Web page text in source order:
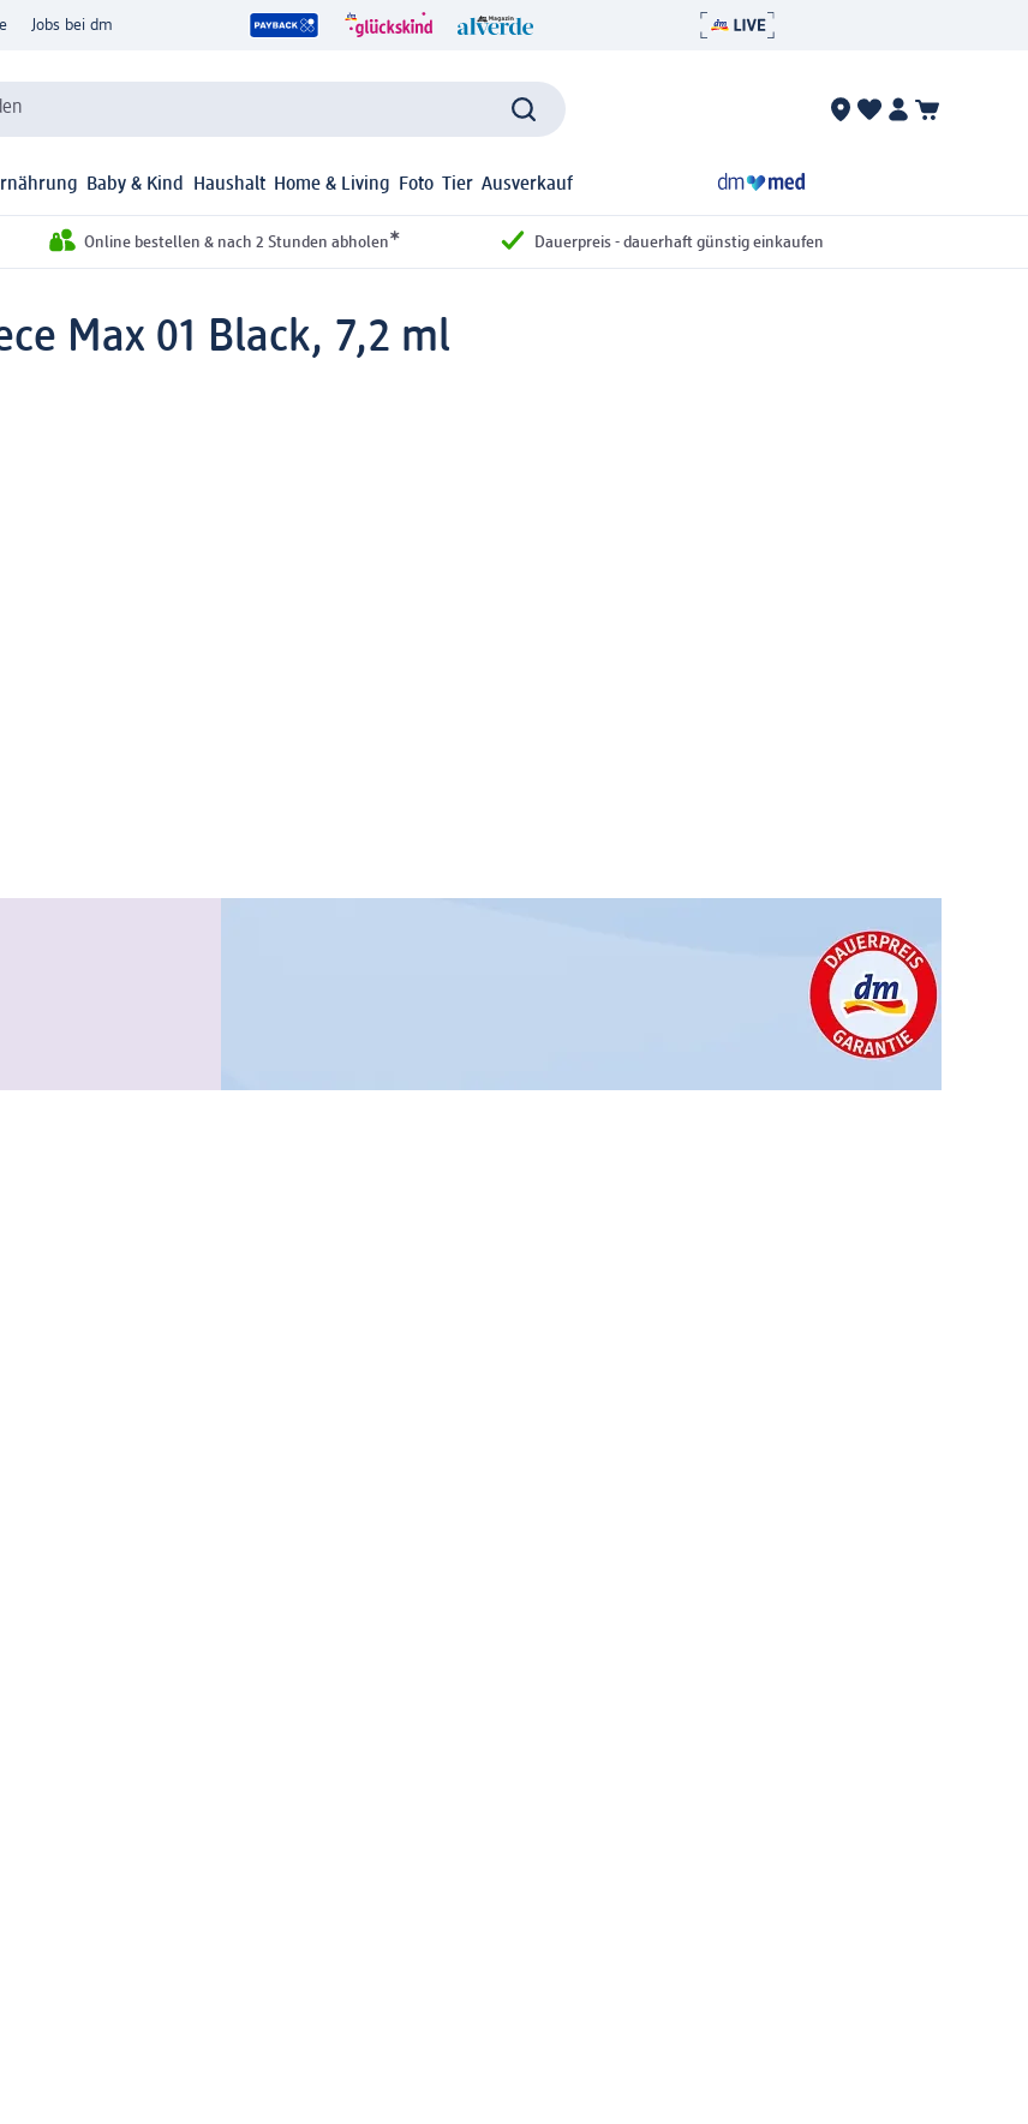
Jobs bei dm
Baby & Kind Haushalt Home & Living Foto Tier Ausverkauf
Online bestellen & nach 2 Stunden abholen* Dauerpreis - dauerhaft günstig einkaufen
Max 01 Black, 7,2 ml